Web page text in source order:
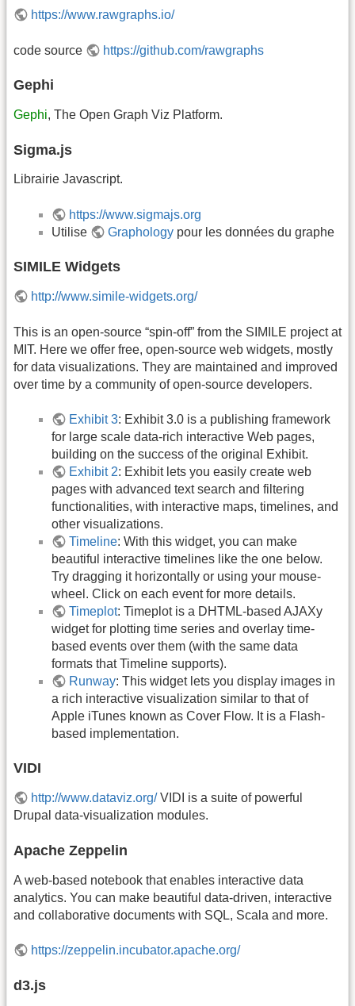
https://www.rawgraphs.io/
code source https://github.com/rawgraphs
Gephi
Gephi, The Open Graph Viz Platform.
Sigma.js
Librairie Javascript.
https://www.sigmajs.org
Utilise
Graphology pour les données du graphe
SIMILE Widgets
http://www.simile-widgets.org/
This is an open-source “spin-off” from the SIMILE project at
MIT. Here we offer free, open-source web widgets, mostly
for data visualizations. They are maintained and improved
over time by a community of open-source developers.
Exhibit 3: Exhibit 3.0 is a publishing framework
for large scale data-rich interactive Web pages,
building on the success of the original Exhibit.
Exhibit 2: Exhibit lets you easily create web
pages with advanced text search and filtering
functionalities, with interactive maps, timelines, and
other visualizations.
Timeline: With this widget, you can make
beautiful interactive timelines like the one below.
Try dragging it horizontally or using your mouse-
wheel. Click on each event for more details.
Timeplot: Timeplot is a DHTML-based AJAXy
widget for plotting time series and overlay time-
based events over them (with the same data
formats that Timeline supports).
Runway: This widget lets you display images in
a rich interactive visualization similar to that of
Apple iTunes known as Cover Flow. It is a Flash-
based implementation.
VIDI
http://www.dataviz.org/VIDI is a suite of powerful
Drupal data-visualization modules.
Apache Zeppelin
A web-based notebook that enables interactive data
analytics. You can make beautiful data-driven, interactive
and collaborative documents with SQL, Scala and more.
https://zeppelin.incubator.apache.org/
d3.js